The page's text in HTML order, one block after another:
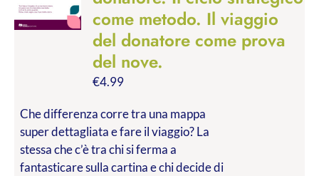
come metodo. Il viaggio
del donatore come prova
del nove.
€4.99
Che differenza corre tra una mappa
super dettagliata e fare il viaggio? La
stessa che c’è tra chi si ferma a
fantasticare sulla cartina e chi decide di